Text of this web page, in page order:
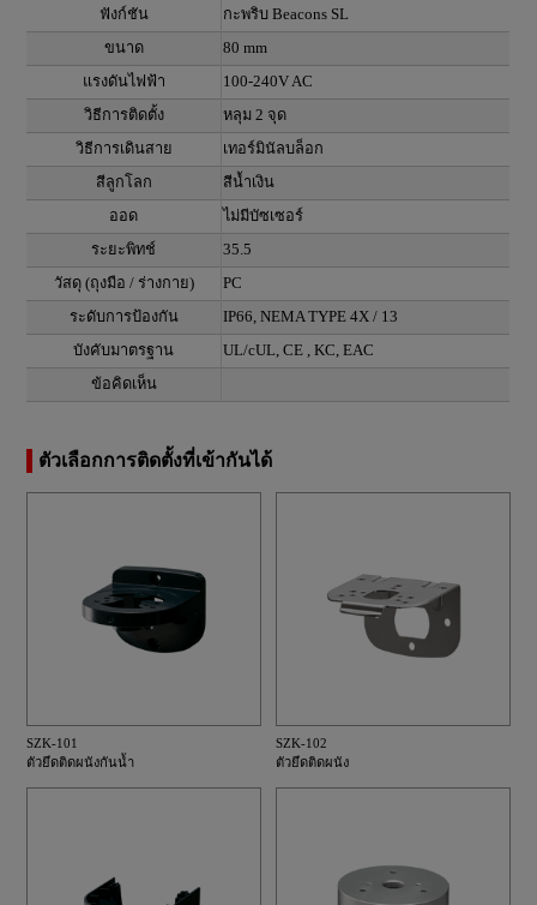
ฟังก์ชัน
กะพริบ Beacons SL
ขนาด
80 mm
แรงดันไฟฟ้า
100-240V AC
วิธีการติดตั้ง
หลุม 2 จุด
วิธีการเดินสาย
เทอร์มินัลบล็อก
สีลูกโลก
สีน้ำเงิน
ออด
ไม่มีบัซเซอร์
ระยะพิทช์
35.5
วัสดุ (ถุงมือ / ร่างกาย)
PC
ระดับการป้องกัน
IP66, NEMA TYPE 4X / 13
บังคับมาตรฐาน
UL/cUL, CE , KC, EAC
ข้อคิดเห็น
ตัวเลือกการติดตั้งที่เข้ากันได้
SZK-101
ตัวยึดติดผนังกันน้ำ
SZK-102
ตัวยึดติดผนัง